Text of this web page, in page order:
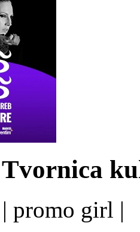
Tvornica
promo girl |